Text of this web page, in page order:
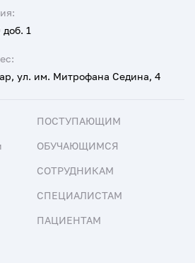
ул. им. Митрофана Седина, 4
1
ПОСТУПАЮЩИМ
ОБУЧАЮЩИМСЯ
СОТРУДНИКАМ
СПЕЦИАЛИСТАМ
ПАЦИЕНТАМ